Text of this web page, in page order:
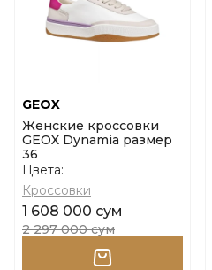
GEOX
Женские кроссовки
GEOX Dynamia размер
36
Цвета:
Кроссовки
1 608 000 сум
2 297 000 сум